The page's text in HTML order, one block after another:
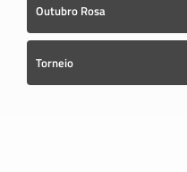
Outubro Rosa
Torneio